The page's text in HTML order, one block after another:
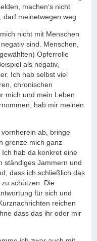
machen‘s nicht
meinetwegen weg.
nicht mit Menschen
sind. Menschen,
Opferrolle
als negativ,
Ich hab selbst viel
chronischen
mich und mein Leben
hab mir meinen
ab, bringe
grenze mich ganz
hab da konkret eine
ständiges Jammern und
dass ich schließlich das
schützen. Die
für sich und
reichen
dass das ihr oder mir